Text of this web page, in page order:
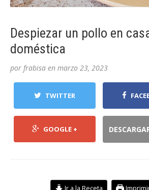
Despiezar un pollo en
doméstica
por frabisa en marzo 23, 2023
TWITTER
GOOGLE +